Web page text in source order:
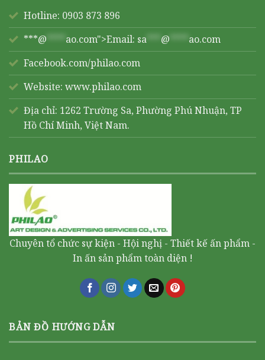
Hotline: 0903 873 896
***@ **** ao.com">Email: sa *** @ **** ao.com
Facebook.com/philao.com
Website: www.philao.com
Địa chỉ: 1262 Trường Sa, Phường Phú Nhuận, TP
Hồ Chí Minh, Việt Nam.
PHILAO
Chuyên tổ chức sự kiện - Hội nghị - Thiết kế ấn phẩm -
In ấn sản phẩm toàn diện !
BẢN ĐỒ HƯỚNG DẪN